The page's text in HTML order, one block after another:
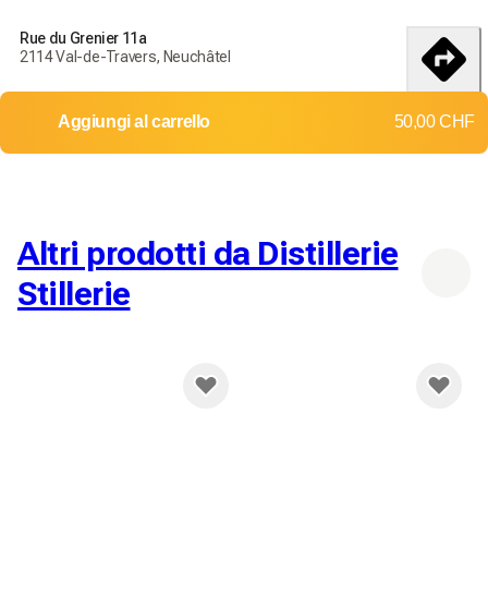
débembre
Resi e cambi non accettati
Costi di spedizione: 12,00 CHF
Rue du Grenier 11a
2114 Val-de-Travers, Neuchâtel
Aggiungi al carrello 50,00 CHF
Altri prodotti da Distillerie
Stillerie